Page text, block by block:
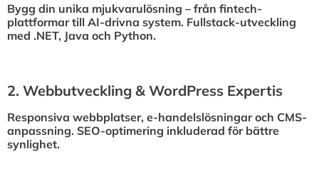
Bygg din unika mjukvarulösning – från fintech-
plattformar till AI-drivna system. Fullstack-utveckling
med .NET, Java och Python.
2.⁠ ⁠Webbutveckling & WordPress Expertis
Responsiva webbplatser, e-handelslösningar och CMS-
anpassning. SEO-optimering inkluderad för bättre
synlighet.